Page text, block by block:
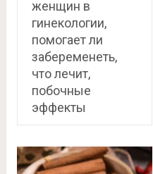
женщин в
гинекологии,
помогает ли
забеременеть,
что лечит,
побочные
эффекты